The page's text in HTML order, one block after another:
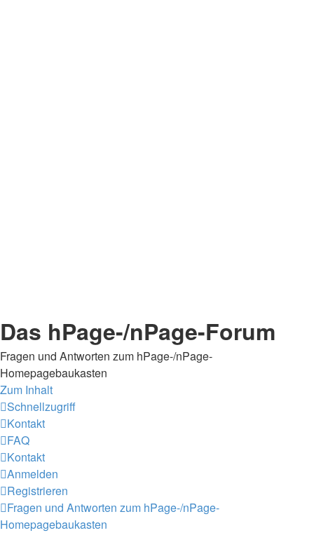
Das hPage-/nPage-Forum
Fragen und Antworten zum hPage-/nPage-
Homepagebaukasten
Zum Inhalt
Schnellzugriff
Kontakt
FAQ
Kontakt
Anmelden
Registrieren
Fragen und Antworten zum hPage-/nPage-
Homepagebaukasten